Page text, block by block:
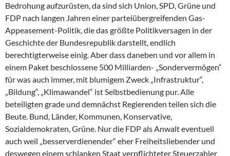
Bedrohung aufzurüsten, da sind sich Union, SPD, Grüne und
FDP nach langen Jahren einer parteiübergreifenden Gas-
Appeasement-Politik, die das größte Politikversagen in der
Geschichte der Bundesrepublik darstellt, endlich
berechtigterweise einig. Aber dass daneben und vor allem in
einem Paket beschlossene 500 Milliarden- „Sondervermögen“
für was auch immer, mit blumigem Zweck „Infrastruktur“,
„Bildung“, „Klimawandel“ ist Selbstbedienung pur. Alle
beteiligten grade und demnächst Regierenden teilen sich die
Beute. Bund, Länder, Kommunen, Konservative,
Sozialdemokraten, Grüne. Nur die FDP als Anwalt eventuell
auch weil „besserverdienender“ eher Freiheitsliebender und
deswegen einem schlanken Staat verpflichteter Steuerzahler